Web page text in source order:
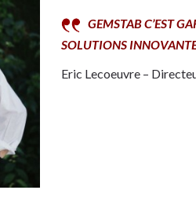
GEMSTAB C’EST
SOLUTIONS
Eric Lecoeuvre –